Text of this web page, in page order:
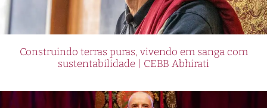
Construindo terras puras, vivendo em sanga com
sustentabilidade | CEBB Abhirati